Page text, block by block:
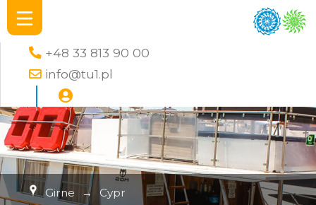
+48 33 813 90 00
info@tu1.pl
Girne → Cypr